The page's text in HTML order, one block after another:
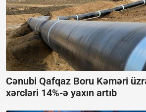
Cənubi Qafqaz Boru Kəməri
xərcləri 14%-ə yaxın artıb